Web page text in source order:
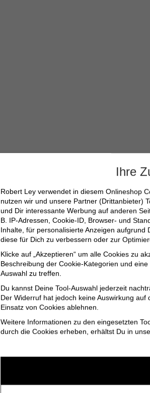
Ihre
Robert Ley verwendet in diesem Onlineshop
nutzen wir und unsere Partner (Drittanbieter)
und Dir interessante Werbung auf anderen
B. IP-Adressen, Cookie-ID, Browser- und
Inhalte, für personalisierte Anzeigen aufgrund
diese für Dich zu verbessern oder zur
Klicke auf „Akzeptieren“ um alle Cookies zu
Beschreibung der Cookie-Kategorien und
Auswahl zu treffen.
Du kannst Deine Tool-Auswahl jederzeit
Der Widerruf hat jedoch keine Auswirkung
Einsatz von Cookies ablehnen.
Weitere Informationen zu den eingesetzten
durch die Cookies erheben, erhältst Du in